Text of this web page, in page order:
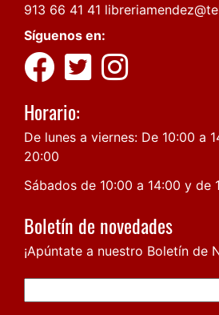
913 66 41 41
Síguenos en:
Horario:
De lunes a viernes: De 10:00 a
20:00
Sábados de 10:00 a 14:00 y de
Boletín de novedades
¡Apúntate a nuestro Boletín de